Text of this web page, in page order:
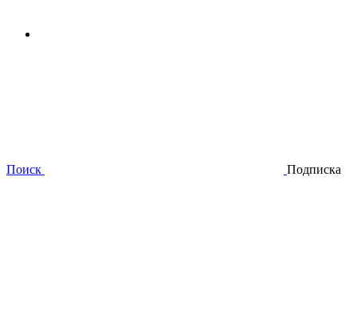
Поиск Подписка